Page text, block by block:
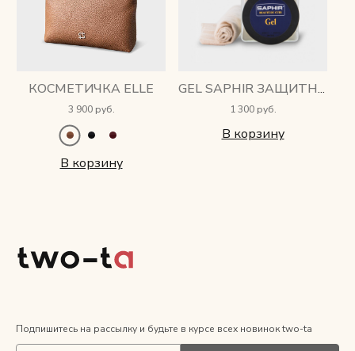
КОСМЕТИЧКА ELLE
3 900 руб.
В корзину
GEL SAPHIR ЗАЩИТНЫЙ КРЕМ
1 300 руб.
В корзину
Подпишитесь на рассылку и будьте в курсе всех новинок two-ta